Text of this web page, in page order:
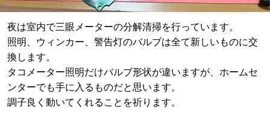
夜は室内で三眼メーターの分解清掃を行っています。
照明、ウィンカー、警告灯のバルブは全て新しいものに交
換します。
タコメーター照明だけバルブ形状が違いますが、ホームセ
ンターでも手に入るものだと思います。
調子良く動いてくれることを祈ります。